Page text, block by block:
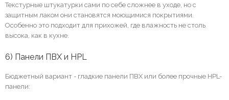
Текстурные штукатурки сами по себе сложнее в уходе, но с
защитным лаком они становятся моющимися покрытиями.
Особенно это подходит для прихожей, где влажность не столь
высока, как в кухне.
6) Панели ПВХ и HPL
Бюджетный вариант - гладкие панели ПВХ или более прочные HPL-
панели: